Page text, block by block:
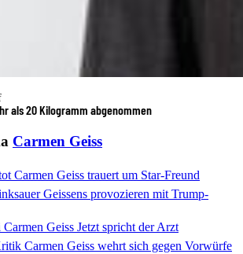
als 20 Kilogramm abgenommen
Carmen Geiss
Carmen Geiss trauert um Star-Freund
Geissens provozieren mit Trump-
Geiss Jetzt spricht der Arzt
Carmen Geiss wehrt sich gegen Vorwürfe